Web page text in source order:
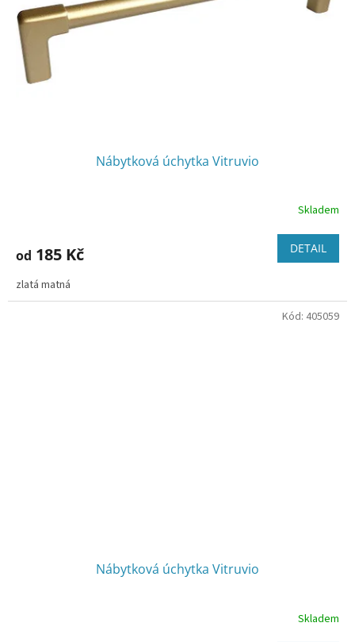
Nábytková úchytka Vitruvio
Skladem
od 185 Kč DETAIL
zlatá matná
Nábytková úchytka Vitruvio
Skladem
Kód: 405059